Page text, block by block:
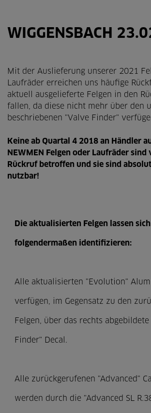
WIGGENSBACH
Mit der Auslieferung unserer 2021
Laufräder erreichen uns häufige
aktuell ausgelieferte Felgen in den
fallen, da diese nicht mehr über den
beschriebenen "Valve Finder"
Keine ab Quartal 4 2018 an Händler
NEWMEN Felgen oder Laufräder sind
Rückruf betroffen und sie sind
nutzbar!
Die aktualisierten Felgen lassen sich
folgendermaßen identifizieren:
Alle aktualisierten "Evolution"
verfügen, im Gegensatz zu den
Felgen, über das rechts
Finder" Decal.
Alle zurückgerufenen "Advanced"
werden durch die "Advanced SL